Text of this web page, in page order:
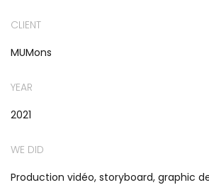
CLIENT
MUMons
YEAR
2021
WE DID
Production vidéo, storyboard, graphic